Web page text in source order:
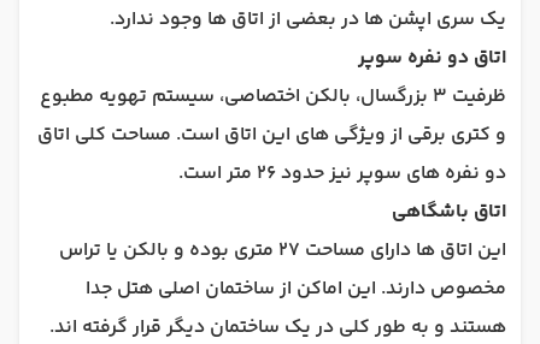
یک سری اپشن ها در بعضی از اتاق ها وجود ندارد.
اتاق دو نفره سوپر
ظرفیت 3 بزرگسال، بالکن اختصاصی، سیستم تهویه مطبوع
و کتری برقی از ویژگی های این اتاق است. مساحت کلی اتاق
دو نفره های سوپر نیز حدود 26 متر است.
اتاق باشگاهی
این اتاق ها دارای مساحت 27 متری بوده و بالکن یا تراس
مخصوص دارند. این اماکن از ساختمان اصلی هتل جدا
هستند و به طور کلی در یک ساختمان دیگر قرار گرفته اند.